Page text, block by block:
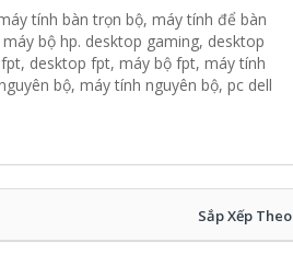
tính bàn trọn bộ, máy tính để bàn
bộ hp. desktop gaming, desktop
desktop fpt, máy bộ fpt, máy tính
bộ, máy tính nguyên bộ, pc dell
Sắp Xếp Theo